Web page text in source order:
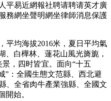
易近網報社聘请聘请英才廣
務網坐聲明網坐律師消息保護
均海拔2016米，夏日平均氣
白樺林、蓮花山風光旖旎，
，四时皆宜。面向“十五
”：全國生態文范縣、西北避
、全省肉牛產業強縣、全國文
開始。